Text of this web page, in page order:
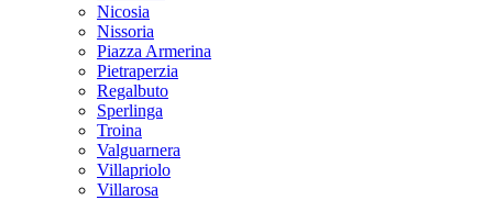
Nicosia
Nissoria
Piazza Armerina
Pietraperzia
Regalbuto
Sperlinga
Troina
Valguarnera
Villapriolo
Villarosa